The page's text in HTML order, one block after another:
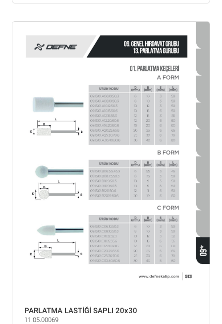
PARLATMA LASTİĞİ SAPLI 20x30
11.05.00069